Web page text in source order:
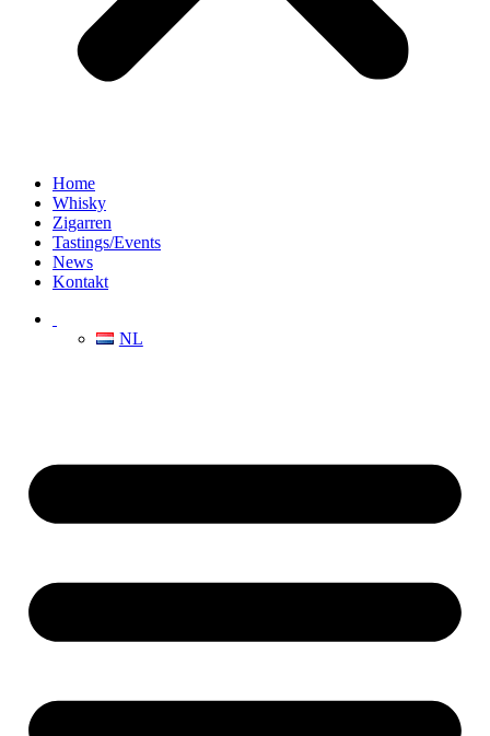
Home
Whisky
Zigarren
Tastings/Events
News
Kontakt
NL